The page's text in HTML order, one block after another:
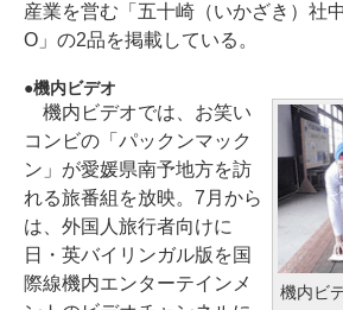
産業を営む「五十崎（いかざき）社
O」の2品を掲載している。
機内ビデオ
機内ビ
機内ビデオでは、お笑い
コンビの「パックンマック
ン」が愛媛県南予地方を訪
れる旅番組を放映。7月から
は、外国人旅行者向けに
日・英バイリンガル版を国
際線機内エンターテインメ